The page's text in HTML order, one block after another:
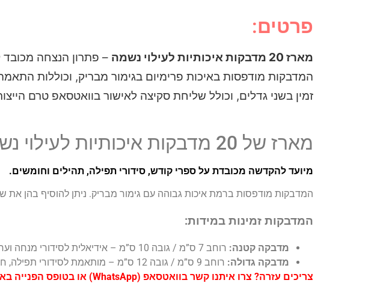
פרטים:
מארז 20 מדבקות איכותיות לעילוי נשמה
– פתרון הנצחה מכובד
המדבקות מודפסות באיכות פרימיום בגימור מבריק, וכוללות
זמין בשני גדלים, וכולל שליחת סקיצה לאישור בוואטסאפ טרם
מארז של 20 מדבקות איכותיות לעילוי נשמה
מיועד להקדשה מכובדת על ספרי קודש, סידורי תפילה, תהילים וחומשים.
המדבקות מודפסות ברמת איכות גבוהה עם גימור מבריק. ניתן להוסיף בהן
המדבקות זמינות במידות:
מדבקה קטנה: רוחב 7 ס”מ / גובה 10 ס”מ – אידיאלית לסידורי מנחה וערבית או ספרי תהילים בפורמט קטן.
מדבקה גדולה: רוחב 9 ס”מ / גובה 12 ס”מ – מותאמת לסידורי תפילה, חומשים, תהילים וספרי קודש בגדלים שונים.
צריכים עזרה? צרו איתנו קשר בוואטסאפ (WhatsApp) או בטופס הפנייה באתר לכל שאלה.